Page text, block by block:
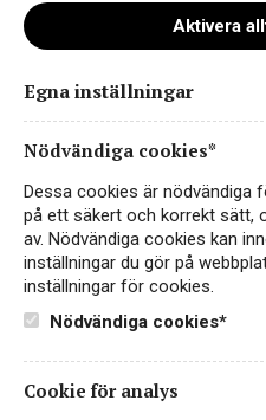
och Cabernet
publikvänlighet
Aktivera
Egna inställningar
Nödvändiga cookies*
Dessa cookies är nödvändiga
på ett säkert och korrekt sätt,
av. Nödvändiga cookies kan
inställningar du gör på
inställningar för cookies.
Nödvändiga cookies*
Cookie för analys